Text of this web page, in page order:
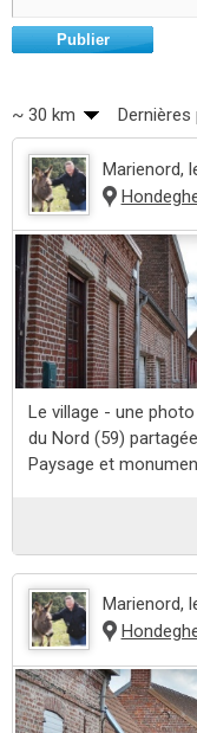
Publier
~ 30 km
Marienord,
Le village - une
du Nord (59)
Paysage et
Marienord,